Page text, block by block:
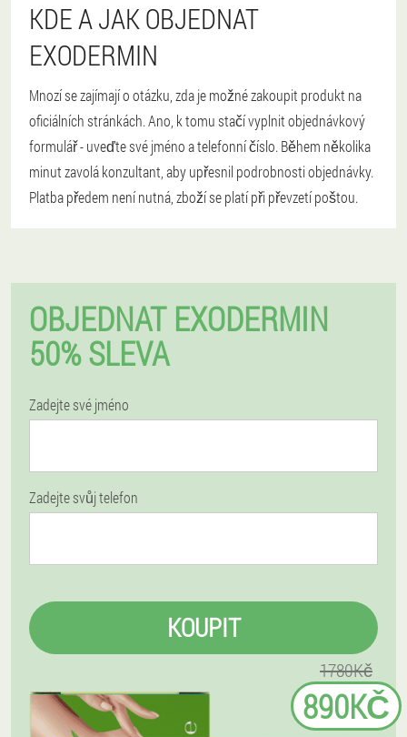
KDE A JAK OBJEDNAT
EXODERMIN
Mnozí se zajímají o otázku, zda je možné zakoupit produkt na
oficiálních stránkách. Ano, k tomu stačí vyplnit objednávkový
formulář - uveďte své jméno a telefonní číslo. Během několika
minut zavolá konzultant, aby upřesnil podrobnosti objednávky.
Platba předem není nutná, zboží se platí při převzetí poštou.
OBJEDNAT EXODERMIN
50% SLEVA
Zadejte své jméno
Zadejte svůj telefon
KOUPIT
1780Kč
890KČ